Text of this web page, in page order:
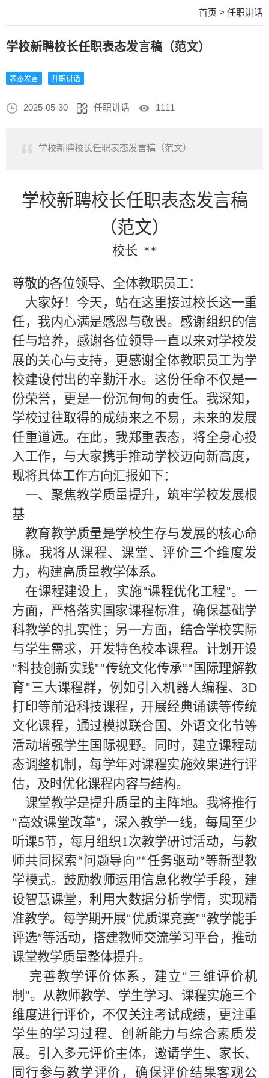
首页 > 任职讲话
学校新聘校长任职表态发言稿（范文）
表态发言 升职讲话
2025-05-30 任职讲话 1111
学校新聘校长任职表态发言稿（范文）
学校新聘校长任职表态发言稿
（范文）
校长 **
尊敬的各位领导、全体教职员工：
大家好！今天，站在这里接过校长这一重
任，我内心满是感恩与敬畏。感谢组织的信
任与培养，感谢各位领导一直以来对学校发
展的关心与支持，更感谢全体教职员工为学
校建设付出的辛勤汗水。这份任命不仅是一
份荣誉，更是一份沉甸甸的责任。我深知，
学校过往取得的成绩来之不易，未来的发展
任重道远。在此，我郑重表态，将全身心投
入工作，与大家携手推动学校迈向新高度，
现将具体工作方向汇报如下：
一、聚焦教学质量提升，筑牢学校发展根
基
教育教学质量是学校生存与发展的核心命
脉。我将从课程、课堂、评价三个维度发
力，构建高质量教学体系。
在课程建设上，实施“课程优化工程”。一
方面，严格落实国家课程标准，确保基础学
科教学的扎实性；另一方面，结合学校实际
与学生需求，开发特色校本课程。计划开设
“科技创新实践”“传统文化传承”“ 国际理解教
育”三大课程群，例如引入机器人编程、3D
打印等前沿科技课程，开展经典诵读等传统
文化课程，通过模拟联合国、外语文化节等
活动增强学生国际视野。同时，建立课程动
态调整机制，每学年对课程实施效果进行评
估，及时优化课程内容与结构。
课堂教学是提升质量的主阵地。我将推行
“高效课堂改革” ，深入教学一线，每周至少
听课5节，每月组织1次教学研讨活动，与教
师共同探索“问题导向”“任务驱动”等新型教
学模式。鼓励教师运用信息化教学手段，建
设智慧课堂，利用大数据分析学情，实现精
准教学。每学期开展“优质课竞赛”“教学能手
评选”等活动，搭建教师交流学习平台，推动
课堂教学质量整体提升。
完善教学评价体系，建立 “三维评价机
制 ”。从教师教学、学生学习、课程实施三个
维度进行评价，不仅关注考试成绩，更注重
学生的学习过程、创新能力与综合素质发
展。引入多元评价主体，邀请学生、家长、
同行参与教学评价，确保评价结果客观公